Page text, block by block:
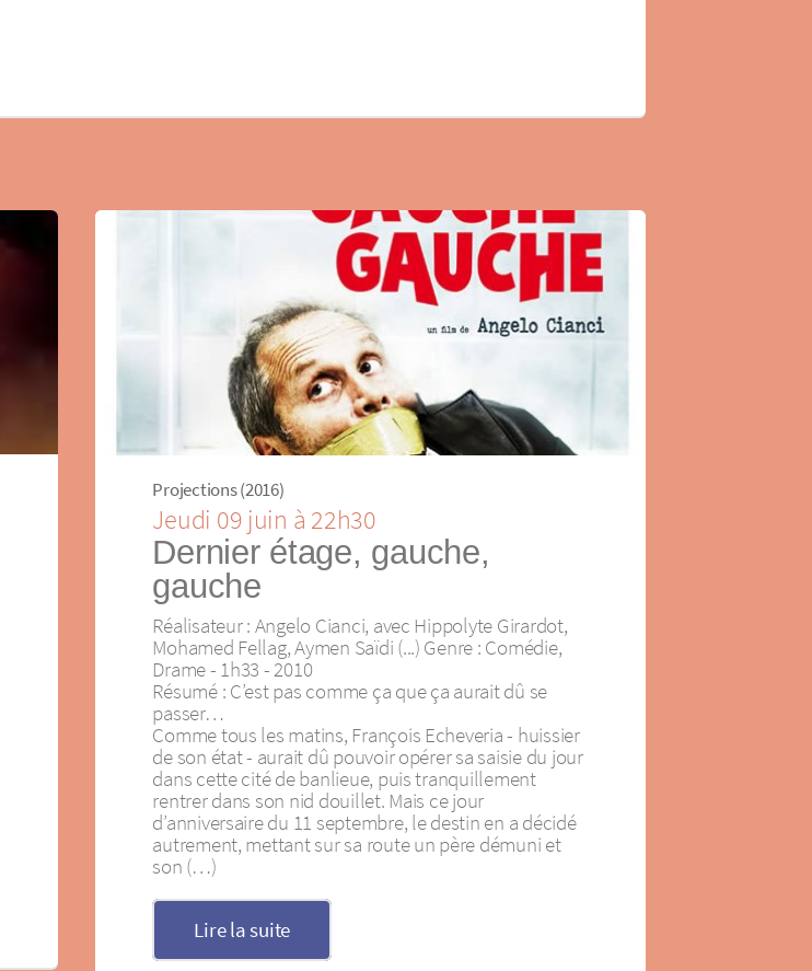
Projections (2016)
Jeudi 09 juin à 22h30
Dernier étage, gauche,
gauche
Réalisateur : Angelo Cianci, avec Hippolyte Girardot,
Mohamed Fellag, Aymen Saïdi (...) Genre : Comédie,
Drame - 1h33 - 2010
Résumé : C’est pas comme ça que ça aurait dû se
passer…
Comme tous les matins, François Echeveria - huissier
de son état - aurait dû pouvoir opérer sa saisie du jour
dans cette cité de banlieue, puis tranquillement
rentrer dans son nid douillet. Mais ce jour
d’anniversaire du 11 septembre, le destin en a décidé
autrement, mettant sur sa route un père démuni et
son (…)
Lire la suite